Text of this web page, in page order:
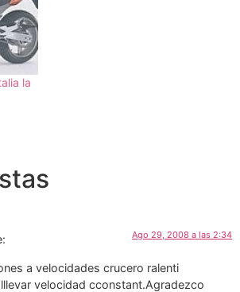
la
Ago 29, 2008 a las 2:34
a velocidades crucero ralenti
velocidad cconstant.Agradezco